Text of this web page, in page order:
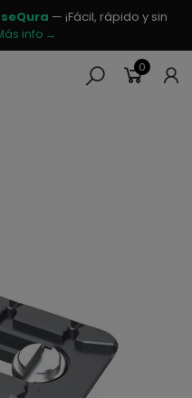
seQura — ¡Fácil, rápido y sin
info →
0